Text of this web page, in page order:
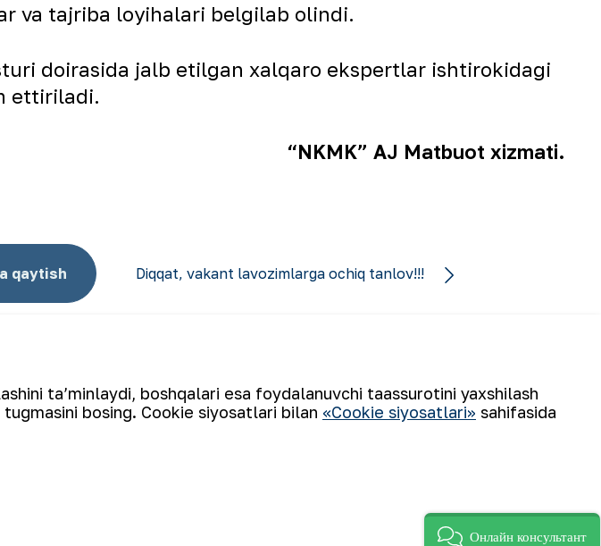
va tajriba loyihalari belgilab olindi.
doirasida jalb etilgan xalqaro ekspertlar ishtirokidagi
ettiriladi.
“NKMK” AJ Matbuot xizmati.
qaytish Diqqat, vakant lavozimlarga ochiq tanlov!!!
Obuna boʻling
ta’minlaydi, boshqalari esa foydalanuvchi taassurotini yaxshilash
bosing. Cookie siyosatlari bilan «Cookie siyosatlari» sahifasida
Онлайн консультант